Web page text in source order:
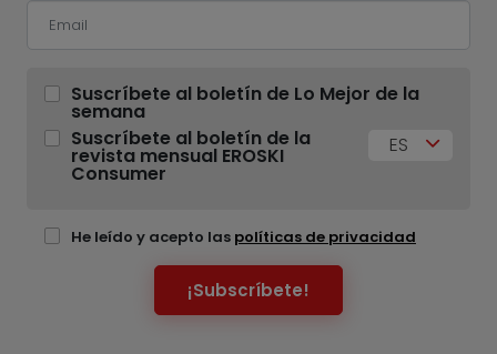
Suscríbete al boletín de Lo Mejor de la
semana
Suscríbete al boletín de la
revista mensual EROSKI
Consumer
ES
He leído y acepto las políticas de privacidad
¡Subscríbete!